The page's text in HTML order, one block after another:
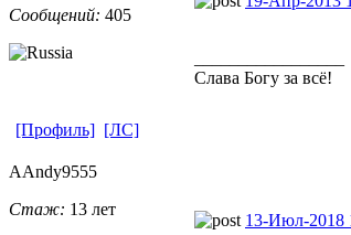
Сообщений: 405
Слава Богу за всё!
[Профиль] [ЛС]
AAndy9555
Стаж: 13 лет
13-Июл-2018